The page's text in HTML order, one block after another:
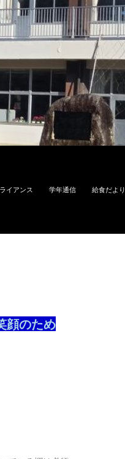
イアンス 学年通信 給食だより
顔のため